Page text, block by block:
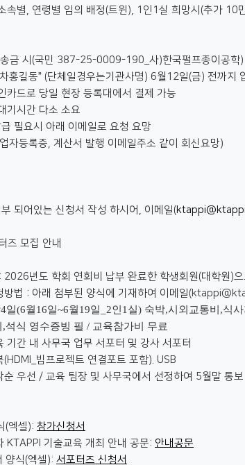
별, 연령별 임의 배정(트윈), 1인1실 희망시(추가 10
금 시(국민 387-25-0009-190_사)한국펄프종이공학)
길동” (단체일경우는기관사명) 6월12일(금) 전까지
드로 당일 현장 등록대에서 결제 가능
시간 다소 소요
필요시 아래 이메일로 요청 요망
자등록증, 계산서 발행 이메일주소 같이 회신요망)
되어있는 신청서 작성 하시어, 이메일(
즈 모집 안내
년도 학회 연회비 납부 완료한 학생회원(대학원)으
법 : 아래 첨부된 양식에 기재하여 이메일
4일(6월16일~6월19일 _2인 1 실) 숙박,시외교통비 ,식사
,석식 영수증빙 필 / 교육참가비 무료
간 내 사무국 업무 서포터 및 강사 서포터
빔프로젝트 연결포트 포함). USB
우선 / 교육 팀장 및 사무국에서 선정하여 5월말 통보
(엑셀): 참가신청서
기술교육 개최 안내 공문: 안내공문
양식(엑셀): 서포터즈 신청서